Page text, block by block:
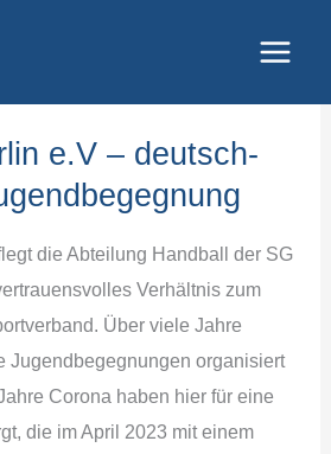
e.V – deutsch-
die Abteilung Handball der SG
Verhältnis zum
Über viele Jahre
Jugendbegegnungen organisiert
Corona haben hier für eine
die im April 2023 mit einem